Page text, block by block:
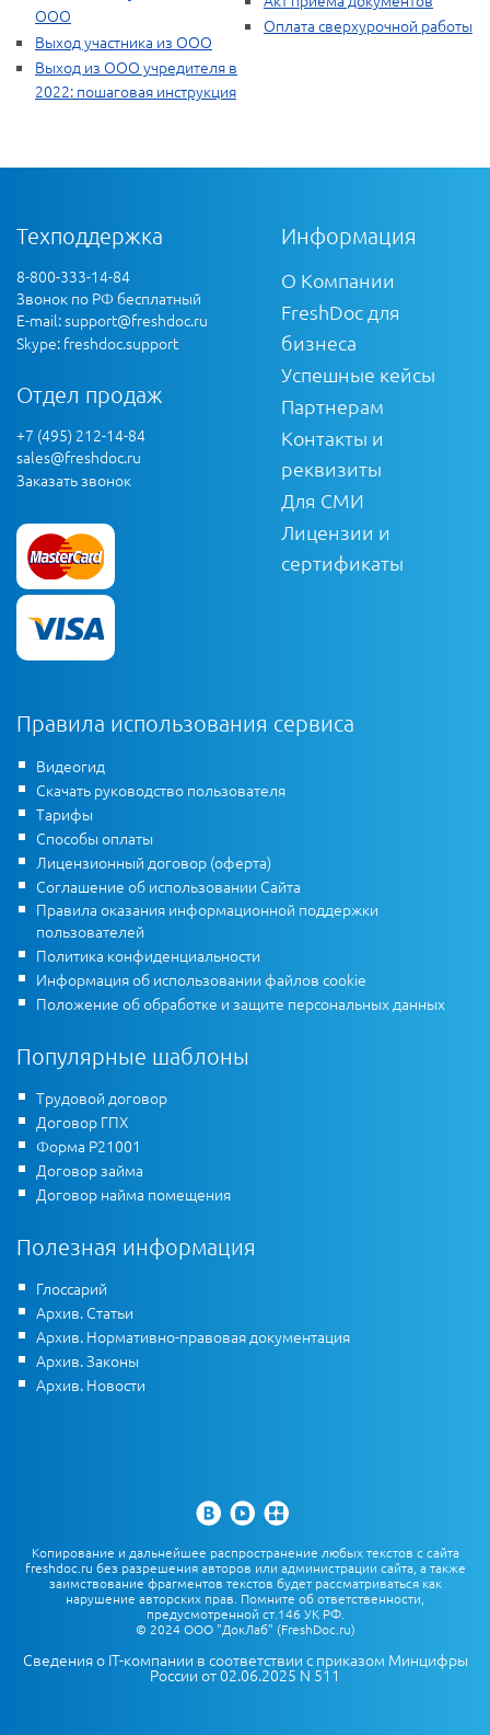
ООО
Выход участника из ООО
Выход из ООО учредителя в
2022: пошаговая инструкция
Оплата сверхурочной работы
Техподдержка
8-800-333-14-84
Звонок по РФ бесплатный
E-mail:support@freshdoc.ru
Skype: freshdoc.support
Отдел продаж
+7 (495) 212-14-84
sales@freshdoc.ru
Заказать звонок
Информация
О Компании
FreshDoc для
бизнеса
Успешные кейсы
Партнерам
Контакты и
реквизиты
Для СМИ
Лицензии и
сертификаты
Правила использования сервиса
Видеогид
Скачать руководство пользователя
Тарифы
Способы оплаты
Лицензионный договор (оферта)
Соглашение об использовании Сайта
Правила оказания информационной поддержки
пользователей
Политика конфиденциальности
Информация об использовании файлов cookie
Положение об обработке и защите персональных данных
Популярные шаблоны
Трудовой договор
Договор ГПХ
Форма Р21001
Договор займа
Договор найма помещения
Полезная информация
Глоссарий
Архив. Статьи
Архив. Нормативно-правовая документация
Архив. Законы
Архив. Новости
Копирование и дальнейшее распространение любых текстов с сайта
freshdoc.ru без разрешения авторов или администрации сайта, а также
заимствование фрагментов текстов будет рассматриваться как
нарушение авторских прав. Помните об ответственности,
предусмотренной ст.146 УК РФ.
© 2024 ООО "ДокЛаб" (FreshDoc.ru)
Сведения о IT-компании в соответствии с приказом Минцифры
России от 02.06.2025 N 511